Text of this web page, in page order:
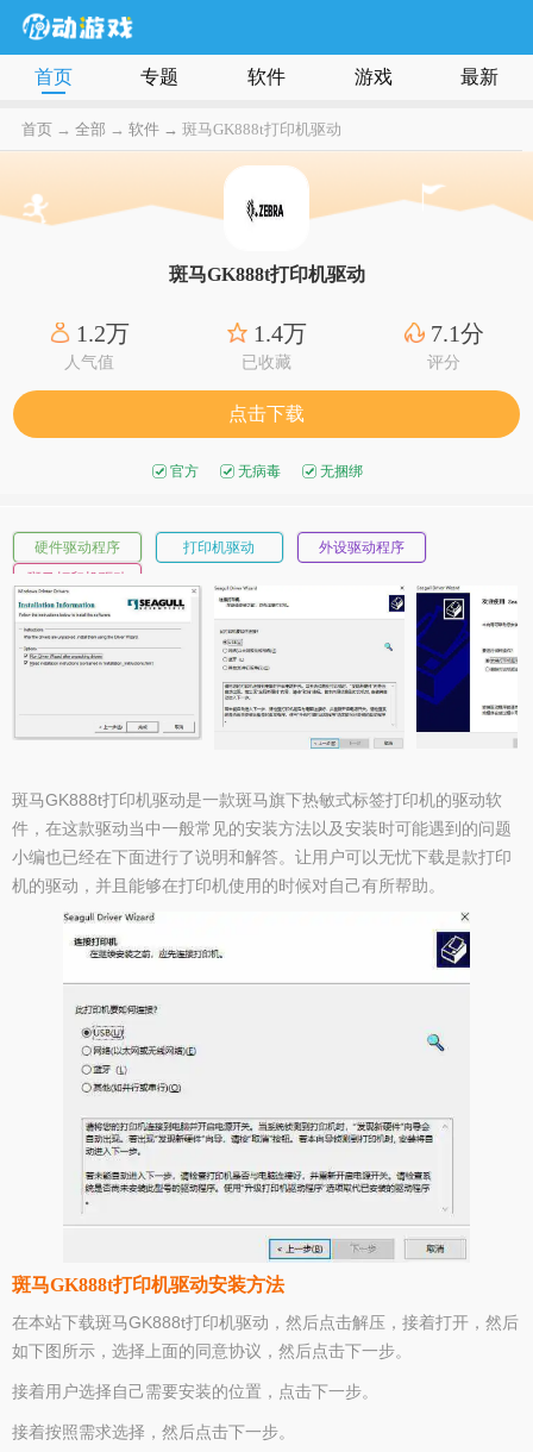
首页 专题 软件 游戏 最新
首页→ 全部 → 软件 → 斑马GK888t打印机驱动
斑马GK888t打印机驱动
1.2万
人气值
1.4万
已收藏
7.1分
评分
点击下载
官方 无病毒 无捆绑
硬件驱动程序 打印机驱动
外设驱动程序
斑马打印机驱动
系列
斑马GK888t打印机驱动是一款斑马旗下热敏式标签打印机的驱动软
件，在这款驱动当中一般常见的安装方法以及安装时可能遇到的问题
小编也已经在下面进行了说明和解答。让用户可以无忧下载是款打印
机的驱动，并且能够在打印机使用的时候对自己有所帮助。
斑马GK888t打印机驱动安装方法
在本站下载斑马GK888t打印机驱动，然后点击解压，接着打开，然后
如下图所示，选择上面的同意协议，然后点击下一步。
接着用户选择自己需要安装的位置，点击下一步。
接着按照需求选择，然后点击下一步。